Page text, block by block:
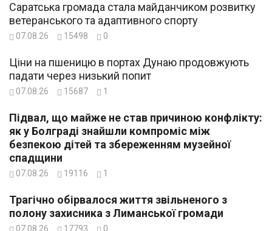
Саратська громада стала майданчиком розвитку
ветеранського та адаптивного спорту
07.08.26 15498 0
Ціни на пшеницю в портах Дунаю продовжують
падати через низький попит
07.08.26 15687 1
Підвал, що майже не став причиною конфлікту:
як у Болграді знайшли компроміс між
безпекою дітей та збереженням музейної
спадщини
07.08.26 19116 1
Трагічно обірвалося життя звільненого з
полону захисника з Лиманської громади
07.08.26 17793 0